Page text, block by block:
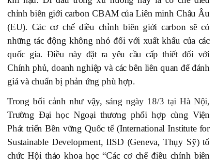
chỉnh biên giới carbon CBAMcủa Liên minh Châu Âu
(EU). Các cơ chế điều chỉnh biên giới carbon sẽ có
những tác động không nhỏ đối với xuất khẩu của các
quốc gia. Điều này đặt ra yêu cầu cấp thiết đối với
Chính phủ, doanh nghiệp và các bên liên quan để đánh
giá và chuẩn bị phản ứng phù hợp.
Trong bối cảnh nhưvậy,sáng ngày 18/3 tại Hà Nội,
Trường Đại học Ngoại thương phối hợp cùng Viện
Phát triển Bền vững Quốc tế (International Institute for
Sustainable Development, IISD (Geneva, Thụy Sỹ) tổ
chức Hội thảo khoa học “Các cơ chế điều chỉnh biên